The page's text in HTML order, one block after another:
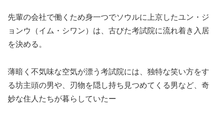
先輩の会社で働くため身一つでソウルに上京したユン・ジ
ョンウ（イム・シワン）は、古びた考試院に流れ着き入居
を決める。
薄暗く不気味な空気が漂う考試院には、独特な笑い方をす
る坊主頭の男や、刃物を隠し持ち見つめてくる男など、奇
妙な住人たちが暮らしていたー